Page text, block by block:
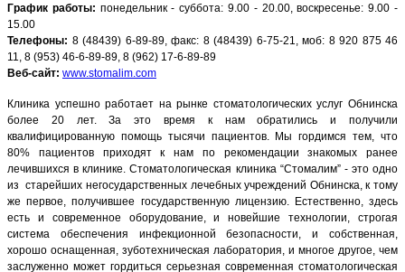
График работы: понедельник - суббота: 9.00 - 20.00, воскресенье: 9.00 -
15.00
Телефоны: 8 (48439) 6-89-89, факс: 8 (48439) 6-75-21, моб: 8 920 875 46
11, 8 (953) 46-6-89-89, 8 (962) 17-6-89-89
Веб-сайт: www.stomalim.com
Клиника успешно работает на рынке стоматологических услуг Обнинска
более 20 лет. За это время к нам обратились и получили
квалифицированную помощь тысячи пациентов. Мы гордимся тем, что
80% пациентов приходят к нам по рекомендации знакомых ранее
лечившихся в клинике. Стоматологическая клиника “Стомалим” - это одно
из старейших негосударственных лечебных учреждений Обнинска, к тому
же первое, получившее государственную лицензию. Естественно, здесь
есть и современное оборудование, и новейшие технологии, строгая
система обеспечения инфекционной безопасности, и собственная,
хорошо оснащенная, зуботехническая лаборатория, и многое другое, чем
заслуженно может гордиться серьезная современная стоматологическая